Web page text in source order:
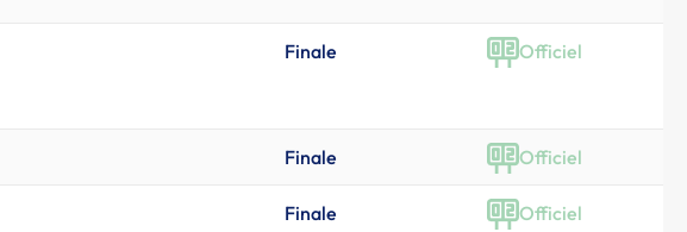
Finale Officiel
Finale Officiel
Finale Officiel